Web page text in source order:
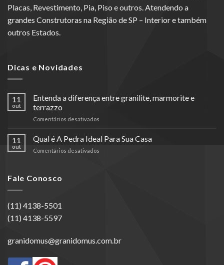
Placas, Revestimento, Pia, Piso e outros. Atendendo a
grandes Construtoras na Região de SP – Interior e também
outros Estados.
Dicas e Novidades
11
out
Entenda a diferença entre granilite, marmorite e
terrazzo
Comentários desativados
a
diferença
11
out
Qual é A Pedra Ideal Para Sua Casa
Comentários desativados
Fale Conosco
(11) 4138-5501
(11) 4138-5597
granidomus@granidomus.com.br